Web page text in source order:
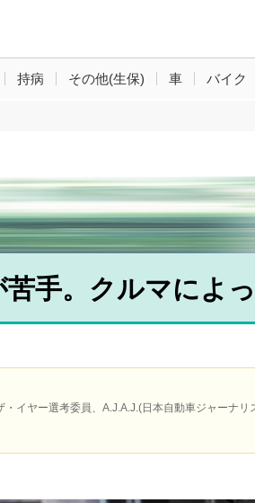
持病 その他(生保) 車 バイク
手。クルマによ
イヤー選考委員、A.J.A.J.(日本自動車ジャーナ